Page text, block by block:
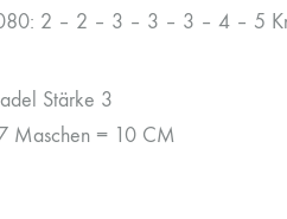
2 – 2 – 3 – 3 – 3 – 4 – 5
Stärke 3
Maschen = 10 CM